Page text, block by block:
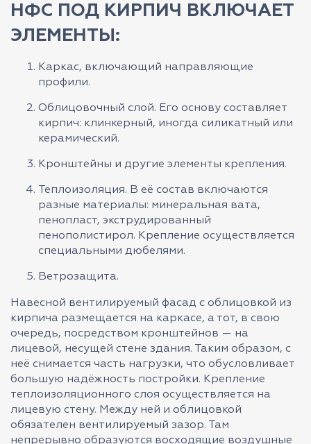
НФС ПОД КИРПИЧ ВКЛЮЧАЕТ
ЭЛЕМЕНТЫ:
Каркас, включающий направляющие
профили.
Облицовочный слой. Его основу составляет
кирпич: клинкерный, иногда силикатный или
керамический.
Кронштейны и другие элементы крепления.
Теплоизоляция. В её состав включаются
разные материалы: минеральная вата,
пенопласт, экструдированный
пенополистирол. Крепление осуществляется
специальными дюбелями.
Ветрозащита.
Навесной вентилируемый фасад с облицовкой из
кирпича размещается на каркасе, а тот, в свою
очередь, посредством кронштейнов — на
лицевой, несущей стене здания. Таким образом, с
неё снимается часть нагрузки, что обусловливает
большую надёжность постройки. Крепление
теплоизоляционного слоя осуществляется на
лицевую стену. Между ней и облицовкой
обязателен вентилируемый зазор. Там
непрерывно образуются восходящие воздушные